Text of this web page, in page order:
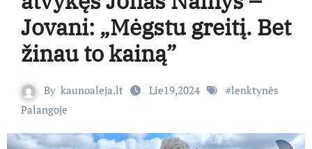
Jovani: „Mėgstu greitį. Bet
žinau to kainą”
By kaunoaleja.lt Lie19,2024 #lenktynės
Palangoje